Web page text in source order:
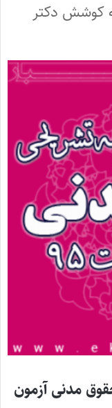
تجارت آزمون وکالت ۹۵ به کوشش دکتر
مدنی آزمون